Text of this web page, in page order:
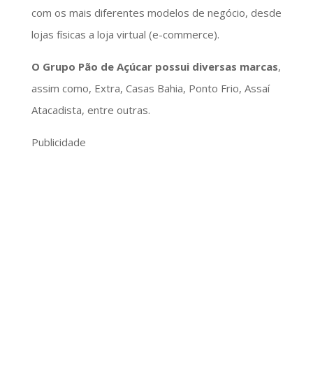
com os mais diferentes modelos de negócio, desde
lojas físicas a loja virtual (e-commerce).
O Grupo Pão de Açúcar possui diversas marcas,
assim como, Extra, Casas Bahia, Ponto Frio, Assaí
Atacadista, entre outras.
Publicidade